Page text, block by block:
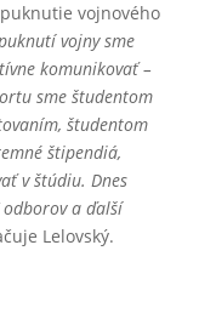
vojnového
vojny sme
komunikovať –
sme študentom
študentom
štipendiá,
v štúdiu. Dnes
odborov a ďalší
Lelovský.